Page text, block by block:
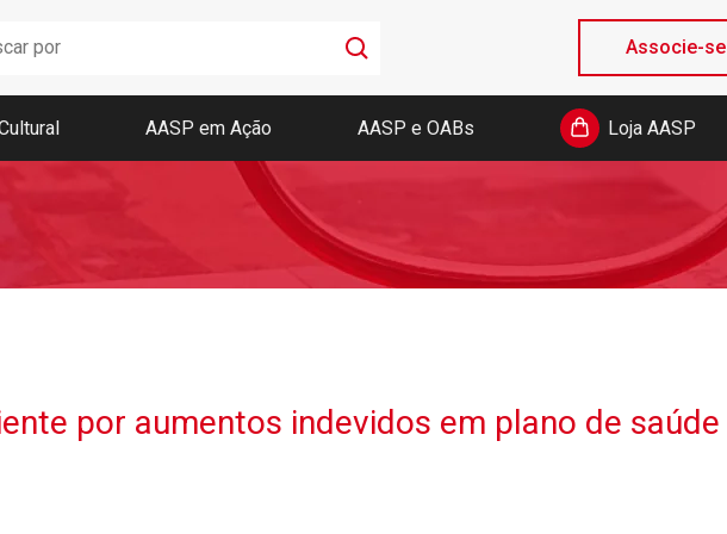
Associe-se
Boletim AASP
Coleção de Códigos de Bolso
Revista da AASP
AASP em Ação AASP e OABs Loja AASP
por aumentos indevidos em plano de saúde